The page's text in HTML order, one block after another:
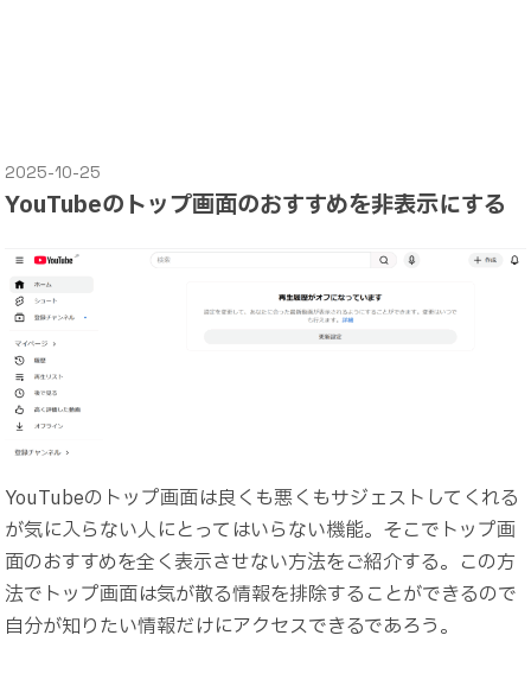
2025-10-25
YouTubeのトップ画面のおすすめを非表示にする
YouTubeのトップ画面は良くも悪くもサジェストしてくれる
が気に入らない人にとってはいらない機能。そこでトップ画
面のおすすめを全く表示させない方法をご紹介する。この方
法でトップ画面は気が散る情報を排除することができるので
自分が知りたい情報だけにアクセスできるであろう。